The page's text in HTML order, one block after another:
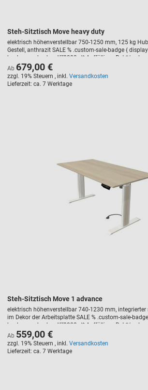
Steh-Sitztisch Move heavy duty
elektrisch höhenverstellbar 750-1250 mm, 125 kg
Gestell, anthrazit SALE % .custom-sale-badge { display: inline-block;
background-color: #ff0000; /* Auffälliges Rot */ color: #ffffff; /* Weiße Schrift
*/ font-weight: bold; text-transform: uppercase; padding: 5px 10px; border-
Ab 679,00 €
zzgl. 19% Steuern , inkl. Versandkosten
Lieferzeit ca. 7 Werktage
Steh-Sitztisch Move 1 advance
elektrisch höhenverstellbar 740-1230 mm, integrierter
im Dekor der Arbeitsplatte SALE % .custom-sale-badge { display: inline-block;
background-color: #ff0000; /* Auffälliges Rot */ color: #ffffff; /* Weiße Schrift
*/ font-weight: bold; text-transform: uppercase; padding: 5px 10px; border-
Ab 559,00 €
zzgl. 19% Steuern , inkl. Versandkosten
Lieferzeit ca. 7 Werktage